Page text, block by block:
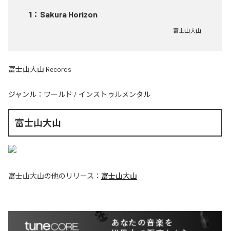
1 ： Sakura Horizon
富士山大山
富士山大山 Records
ジャンル： ワールド / インストゥルメンタル
富士山大山
富士山大山の他のリリース： 富士山大山